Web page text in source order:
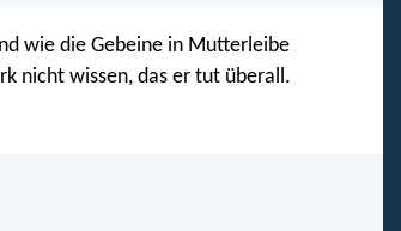
wie die Gebeine in Mutterleibe
nicht wissen, das er tut überall.